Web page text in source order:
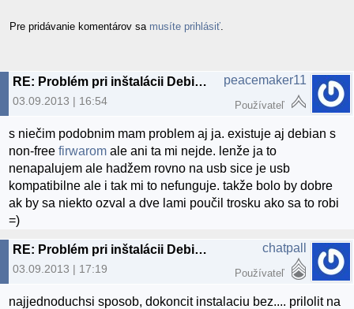
Pre pridávanie komentárov sa musíte prihlásiť
RE: Problém pri inštalácii Debian 7.1.0
03.09.2013 | 16:54
peacemaker11
Používateľ
s niečim podobnim mam problem aj ja. existuje aj debian s
non-freefirwarom ale ani ta mi nejde. lenže ja to
nenapalujem ale hadžem rovno na usb sice je usb
kompatibilne ale i tak mi to nefunguje. takže bolo by dobre
ak by sa niekto ozval a dve lami poučil trosku ako sa to robi
=)
RE: Problém pri inštalácii Debian 7.1.0
03.09.2013 | 17:19
chatpall
Používateľ
najjednoduchsi sposob, dokoncit instalaciu bez.... prilolit na